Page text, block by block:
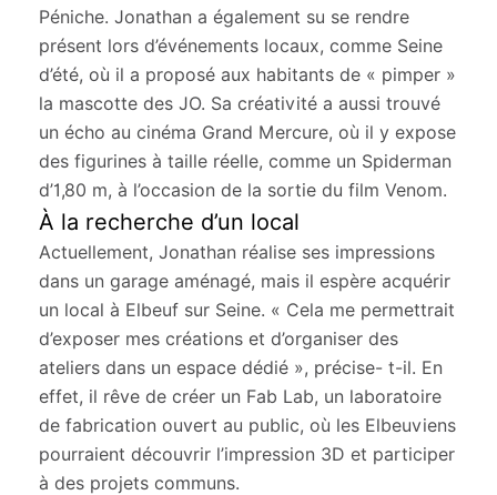
Péniche. Jonathan a également su se rendre
présent lors d’événements locaux, comme Seine
d’été, où il a proposé aux habitants de « pimper »
la mascotte des JO. Sa créativité a aussi trouvé
un écho au cinéma Grand Mercure, où il y expose
des figurines à taille réelle, comme un Spiderman
d’1,80 m, à l’occasion de la sortie du film Venom.
À la recherche d’un local
Actuellement, Jonathan réalise ses impressions
dans un garage aménagé, mais il espère acquérir
un local à Elbeuf sur Seine. « Cela me permettrait
d’exposer mes créations et d’organiser des
ateliers dans un espace dédié », précise- t-il. En
effet, il rêve de créer un Fab Lab, un laboratoire
de fabrication ouvert au public, où les Elbeuviens
pourraient découvrir l’impression 3D et participer
à des projets communs.